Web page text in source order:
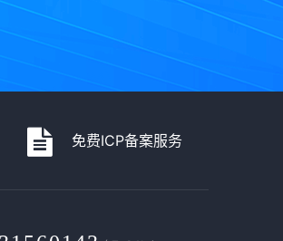
免费ICP备案服务